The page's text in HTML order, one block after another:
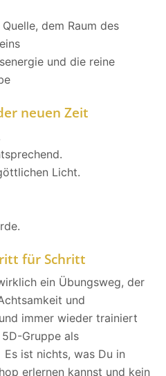
dem Raum des
und die reine
neuen Zeit
Licht.
für Schritt
ein Übungsweg, der
und
immer wieder trainiert
Gruppe als
ist nichts, was Du in
erlernen kannst und kein